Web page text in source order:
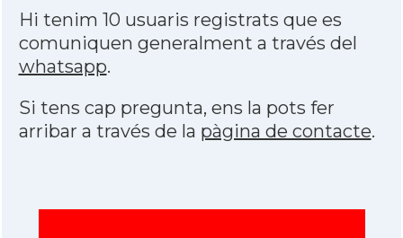
Hi tenim 10 usuaris registrats que es
comuniquen generalment a través del
whatsapp.
Si tens cap pregunta, ens la pots fer
arribar a través de la pàgina de contacte.